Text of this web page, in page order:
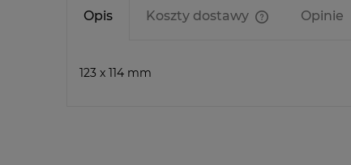
Opis Koszty dostawy Opinie
123 x 114 mm